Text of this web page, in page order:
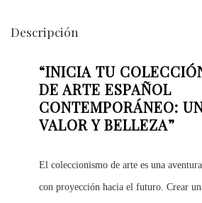
Descripción
“INICIA TU
DE ARTE ESPAÑOL
CONTEMPORÁNEO:
VALOR Y BELLEZA”
El coleccionismo de arte es una
con proyección hacia el futuro. Crear